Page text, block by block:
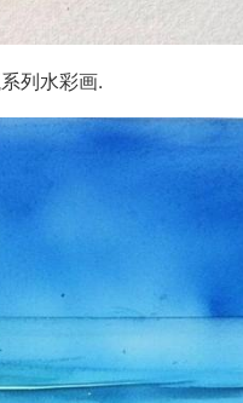
列水彩画.